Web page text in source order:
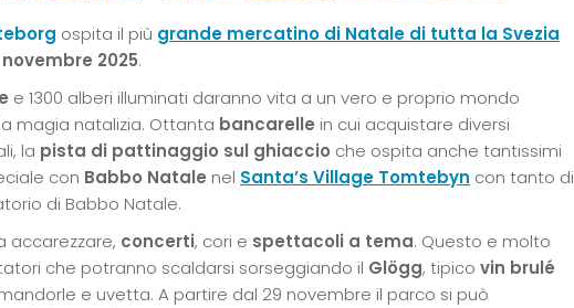
ospita il più grande mercatino di Natale di tutta la Svezia
novembre 2025.
e 1300 alberi illuminati daranno vita a un vero e proprio mondo
magia natalizia. Ottanta bancarelle in cui acquistare diversi
la pista di pattinaggio sul ghiaccio che ospita anche tantissimi
con Babbo Natale nel Santa’s Village Tomtebyn con tanto di
di Babbo Natale.
accarezzare, concerti, cori e spettacoli a tema. Questo e molto
che potranno scaldarsi sorseggiando il Glögg, tipico vin brulé
e uvetta. A partire dal 29 novembre il parco si può